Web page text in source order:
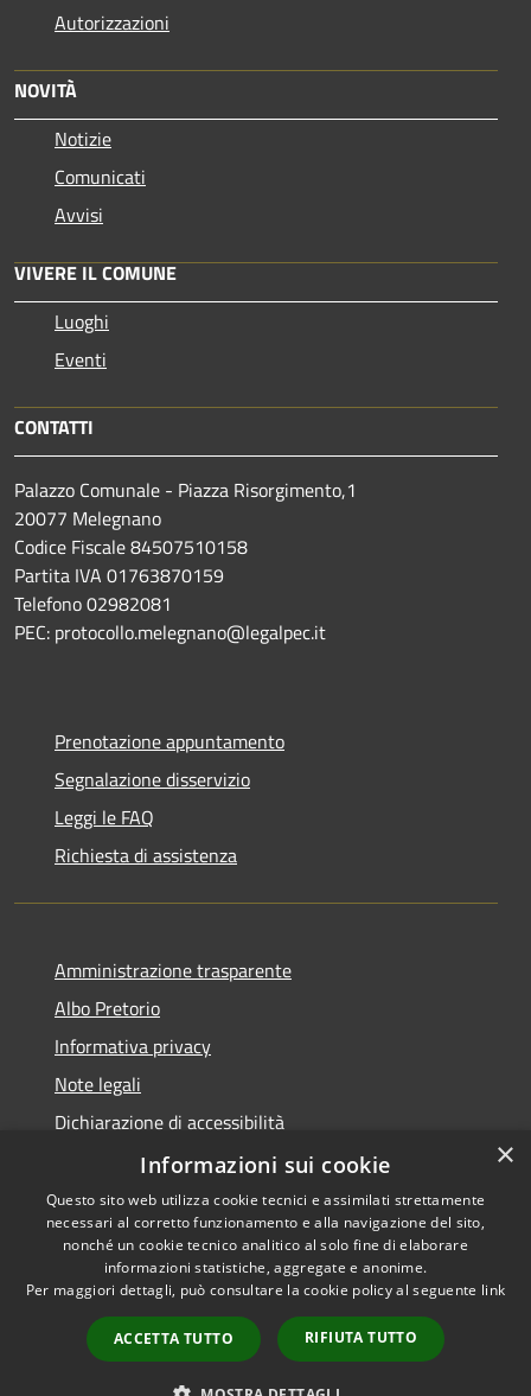
Autorizzazioni
NOVITÀ
Notizie
Comunicati
Avvisi
VIVERE IL COMUNE
Luoghi
Eventi
CONTATTI
Palazzo Comunale - Piazza Risorgimento,1
20077 Melegnano
Codice Fiscale 84507510158
Partita IVA 01763870159
Telefono 02982081
PEC: protocollo.melegnano@legalpec.it
Prenotazione appuntamento
Segnalazione disservizio
Leggi le FAQ
Richiesta di assistenza
Amministrazione trasparente
Albo Pretorio
Informativa privacy
Note legali
Dichiarazione di accessibilità
Attuazione PNRR
RSS
Accessibilità
Copyright © 2026 • Comune di
Municipium•
Accesso
redazione
×
Informazioni sui cookie
Questo sito web utilizza cookie tecnici e assimilati strettamente
necessari al corretto funzionamento e alla navigazione del sito,
nonché un cookie tecnico analitico al solo fine di elaborare
informazioni statistiche, aggregate e anonime.
Per maggiori dettagli, può consultare la cookie policy al seguente link
ACCETTA TUTTO RIFIUTA TUTTO